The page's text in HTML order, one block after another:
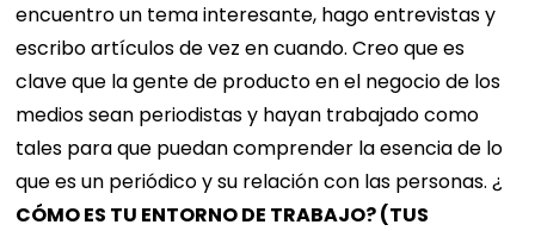
encuentro un tema interesante, hago entrevistas y
escribo artículos de vez en cuando. Creo que es
clave que la gente de producto en el negocio de los
medios sean periodistas y hayan trabajado como
tales para que puedan comprender la esencia de lo
que es un periódico y su relación con las personas. ¿
CÓMO ES TU ENTORNO DE TRABAJO? (TUS